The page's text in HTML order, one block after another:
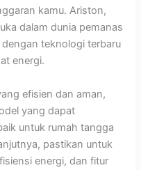
kamu. Ariston,
dalam dunia pemanas
teknologi terbaru
energi.
efisien dan aman,
yang dapat
untuk rumah tangga
pastikan untuk
energi, dan fitur